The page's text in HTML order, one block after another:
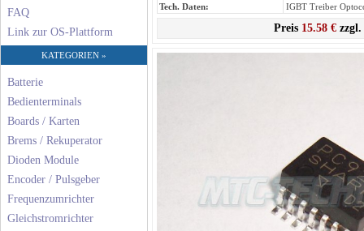
FAQ
Link zur OS-Plattform
KATEGORIEN »
Batterie
Bedienterminals
Boards / Karten
Brems / Rekuperator
Dioden Module
Encoder / Pulsgeber
Frequenzumrichter
Gleichstromrichter
Tech. Daten:
IGBT Treiber
Preis 15.58 €zzgl.